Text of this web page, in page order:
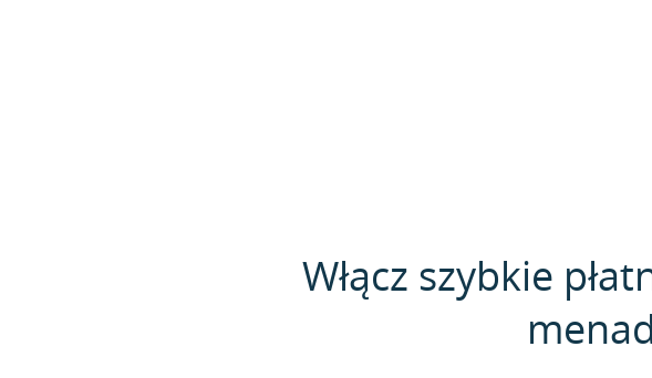
Włącz szybkie